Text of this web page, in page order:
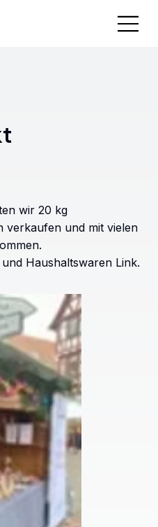
wir 20 kg
verkaufen und mit vielen
Haushaltswaren Link.